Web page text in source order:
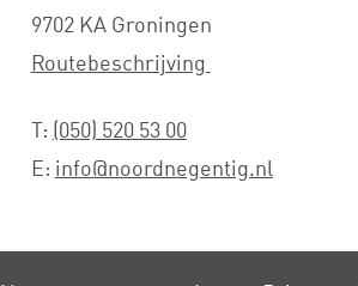
9702 KA Groningen
Routebeschrijving
T: (050) 520 53 00
E: info@noordnegentig.nl